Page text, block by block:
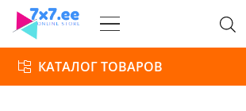
КАТАЛОГ ТОВАРОВ